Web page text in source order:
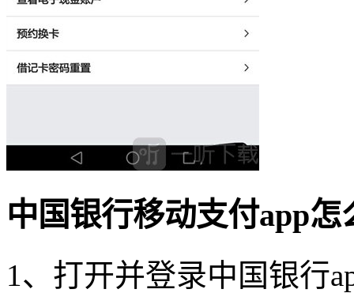
中国银行移动支付app
1、打开并登录中国银行